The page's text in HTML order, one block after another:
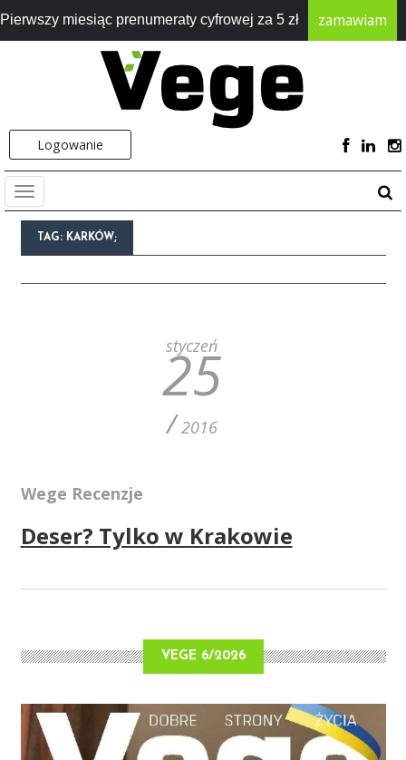
Pierwszy miesiąc prenumeraty cyfrowej za 5 zł zamawiam
Logowanie
TAG: KARKÓW;
styczeń
25
/ 2016
Wege Recenzje
Deser? Tylko w Krakowie
VEGE 6/2026